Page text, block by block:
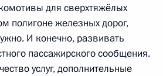
для сверхтяжёлых
полигоне железных дорог,
И конечно, развивать
пассажирского сообщения.
услуг, дополнительные